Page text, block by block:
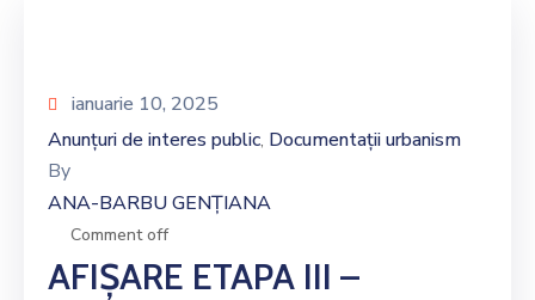
ianuarie 10, 2025
Anunțuri de interes public‚ Documentații urbanism
By
ANA-BARBU GENȚIANA
Comment off
AFIȘARE ETAPA III –